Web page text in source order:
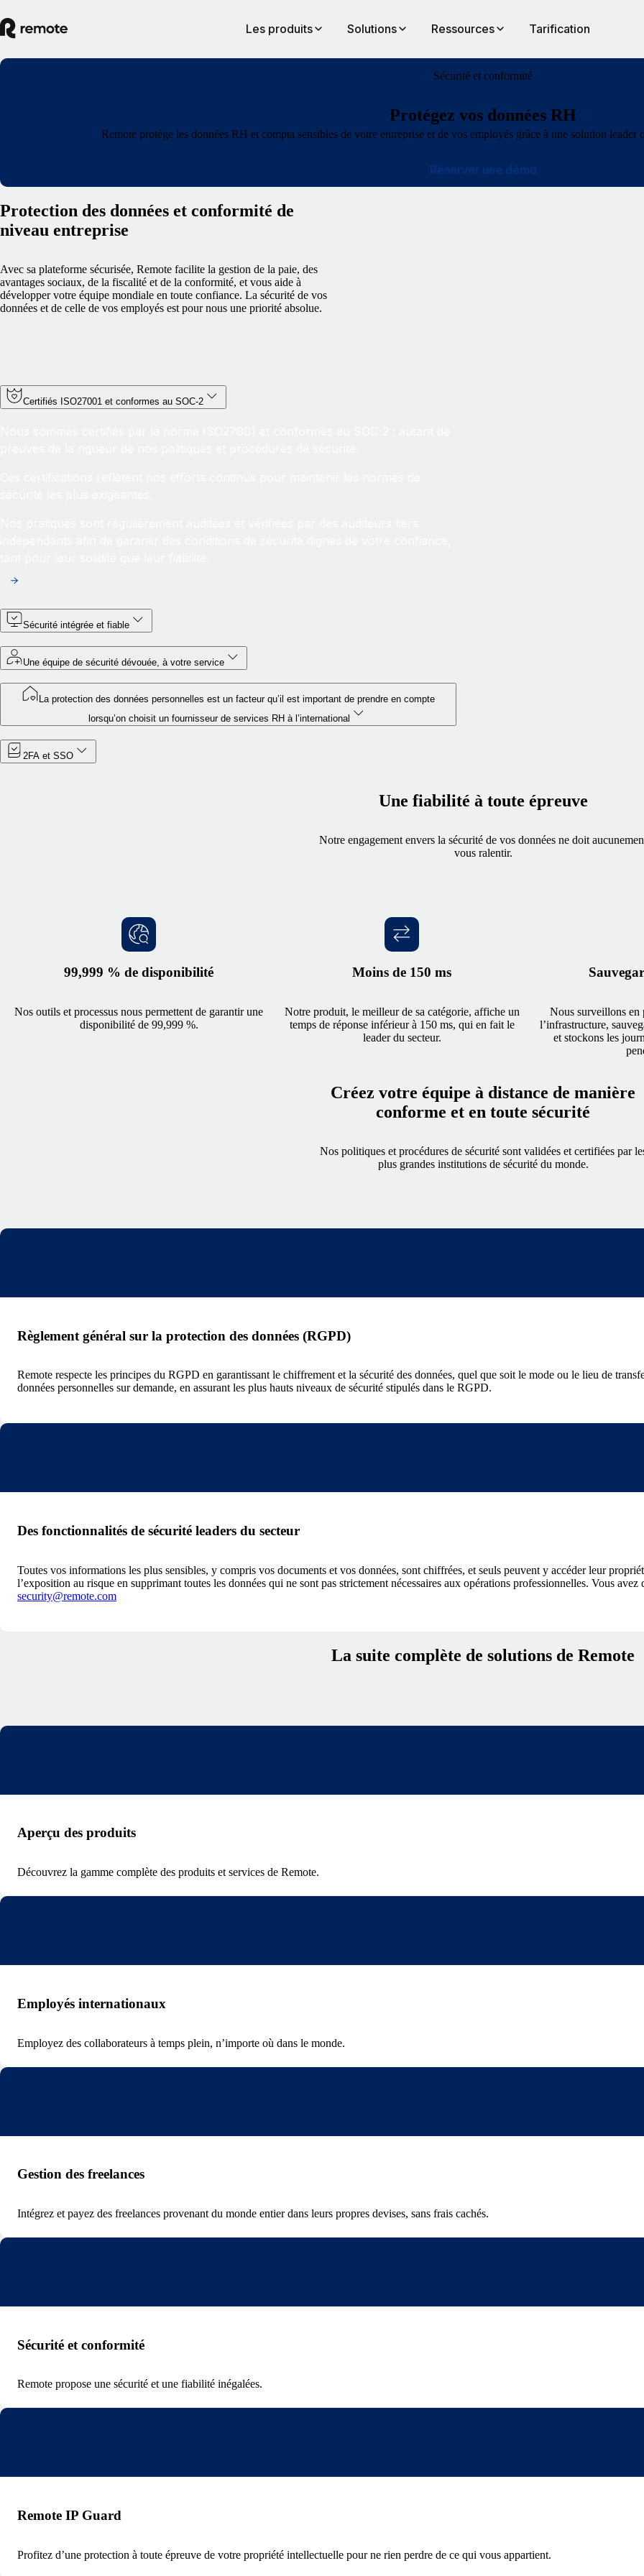
Les produits Solutions Ressources Tarification
Sécurité et conformité
Protégez vos données RH
Remote protège les données RH et compta sensibles de votre entreprise et de vos employés grâce à une solution
Réserver une démo
Protection des données et conformité de
niveau entreprise
Avec sa plateforme sécurisée, Remote facilite la gestion de la paie, des
avantages sociaux, de la fiscalité et de la conformité, et vous aide à
développer votre équipe mondiale en toute confiance. La sécurité de vos
données et de celle de vos employés est pour nous une priorité absolue.
Certifiés ISO27001 et conformes au SOC-2
Sécurité intégrée et fiable
Une équipe de sécurité dévouée, à votre service
La protection des données personnelles est un facteur qu’il est important de prendre en compte
lorsqu’on choisit un fournisseur de services RH à l’international
2FA et SSO
Une fiabilité à toute épreuve
Notre engagement envers la sécurité de vos données ne doit
vous ralentir.
99,999 % de disponibilité
Nos outils et processus nous permettent de garantir une
disponibilité de 99,999 %.
Moins de 150 ms
Notre produit, le meilleur de sa catégorie, affiche un
temps de réponse inférieur à 150 ms, qui en fait le
leader du secteur.
Nous surveillons en
l’infrastructure,
et stockons les
Créez votre équipe à distance de manière
conforme et en toute sécurité
Nos politiques et procédures de sécurité sont validées et certifiées par
plus grandes institutions de sécurité du monde.
Règlement général sur la protection des données (RGPD)
Remote respecte les principes du RGPD en garantissant le chiffrement et la sécurité des données, quel que soit le mode ou le lieu de
données personnelles sur demande, en assurant les plus hauts niveaux de sécurité stipulés dans le RGPD.
Des fonctionnalités de sécurité leaders du secteur
Toutes vos informations les plus sensibles, y compris vos documents et vos données, sont chiffrées, et seuls peuvent y accéder leur
l’exposition au risque en supprimant toutes les données qui ne sont pas strictement nécessaires aux opérations professionnelles. Vous
security@remote.com
La suite complète de solutions de Remote
Aperçu des produits
Découvrez la gamme complète des produits et services de Remote.
Employés internationaux
Employez des collaborateurs à temps plein, n’importe où dans le monde.
Gestion des freelances
Intégrez et payez des freelances provenant du monde entier dans leurs propres devises, sans frais cachés.
Sécurité et conformité
Remote propose une sécurité et une fiabilité inégalées.
Remote IP Guard
Profitez d’une protection à toute épreuve de votre propriété intellectuelle pour ne rien perdre de ce qui vous appartient.